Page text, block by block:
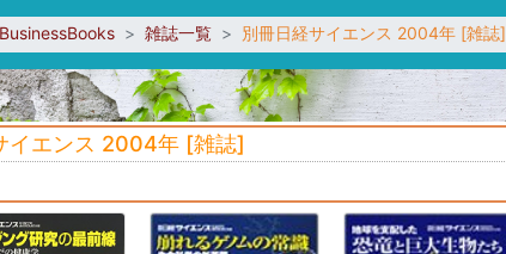
BusinessBooks 雑誌一覧 別冊日経サイエンス 2004年 [雑誌]
イエンス 2004年 [雑誌]